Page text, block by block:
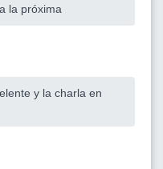
la próxima
y la charla en